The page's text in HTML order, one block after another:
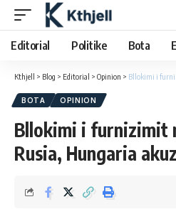
Editorial Politike Bota
Kthjell > Blog > Editorial > Opinion > Bllokimi i
BOTA OPINION
Bllokimi i furnizimit
Rusia, Hungaria